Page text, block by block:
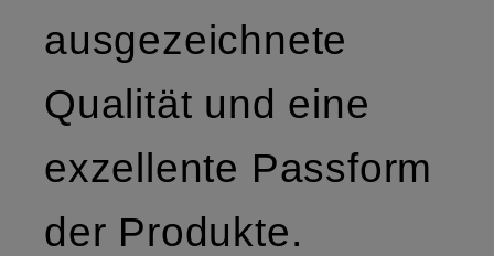
ausgezeichnete
Qualität und eine
exzellente Passform
der Produkte.